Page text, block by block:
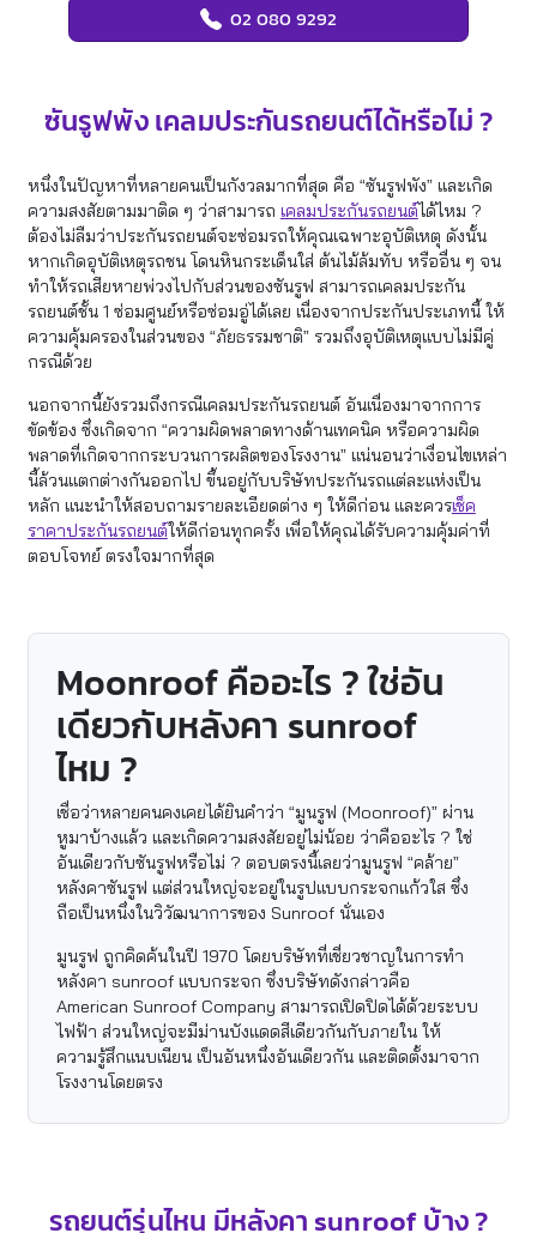
02 080 9292
ซันรูฟพัง เคลมประกันรถยนต์ได้หรือไม่ ?
หนึ่งในปัญหาที่หลายคนเป็นกังวลมากที่สุด คือ “ซันรูฟพัง” และเกิด
ความสงสัยตามมาติด ๆ ว่าสามารถ เคลมประกันรถยนต์ได้ไหม ?
ต้องไม่ลืมว่าประกันรถยนต์จะซ่อมรถให้คุณเฉพาะอุบัติเหตุ ดังนั้น
หากเกิดอุบัติเหตุรถชน โดนหินกระเด็นใส่ ต้นไม้ล้มทับ หรืออื่น ๆ จน
ทำให้รถเสียหายพ่วงไปกับส่วนของซันรูฟ สามารถเคลมประกัน
รถยนต์ชั้น 1 ซ่อมศูนย์หรือซ่อมอู่ได้เลย เนื่องจากประกันประเภทนี้ ให้
ความคุ้มครองในส่วนของ “ภัยธรรมชาติ” รวมถึงอุบัติเหตุแบบไม่มีคู่
กรณีด้วย
นอกจากนี้ยังรวมถึงกรณีเคลมประกันรถยนต์ อันเนื่องมาจากการ
ขัดข้อง ซึ่งเกิดจาก “ความผิดพลาดทางด้านเทคนิค หรือความผิด
พลาดที่เกิดจากกระบวนการผลิตของโรงงาน” แน่นอนว่าเงื่อนไขเหล่า
นี้ล้วนแตกต่างกันออกไป ขึ้นอยู่กับบริษัทประกันรถแต่ละแห่งเป็น
หลัก แนะนำให้สอบถามรายละเอียดต่าง ๆ ให้ดีก่อน และควรเช็ค
ราคาประกันรถยนต์ให้ดีก่อนทุกครั้ง เพื่อให้คุณได้รับความคุ้มค่าที่
ตอบโจทย์ ตรงใจมากที่สุด
Moonroof คืออะไร ? ใช่อัน
เดียวกับหลังคา sunroof
ไหม ?
เชื่อว่าหลายคนคงเคยได้ยินคำว่า “มูนรูฟ (Moonroof)” ผ่าน
หูมาบ้างแล้ว และเกิดความสงสัยอยู่ไม่น้อย ว่าคืออะไร ? ใช่
อันเดียวกับซันรูฟหรือไม่ ? ตอบตรงนี้เลยว่ามูนรูฟ “คล้าย”
หลังคาซันรูฟ แต่ส่วนใหญ่จะอยู่ในรูปแบบกระจกแก้วใส ซึ่ง
ถือเป็นหนึ่งในวิวัฒนาการของ Sunroof นั่นเอง
มูนรูฟ ถูกคิดค้นในปี 1970 โดยบริษัทที่เชี่ยวชาญในการทำ
หลังคา sunroof แบบกระจก ซึ่งบริษัทดังกล่าวคือ
American Sunroof Company สามารถเปิดปิดได้ด้วยระบบ
ไฟฟ้า ส่วนใหญ่จะมีม่านบังแดดสีเดียวกันกับภายใน ให้
ความรู้สึกแนบเนียน เป็นอันหนึ่งอันเดียวกัน และติดตั้งมาจาก
โรงงานโดยตรง
รถยนต์รุ่นไหน มีหลังคา sunroof บ้าง ?